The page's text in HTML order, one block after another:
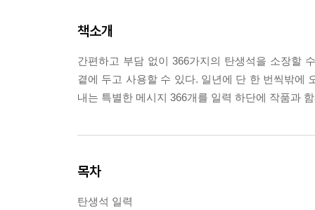
책소개
간편하고 부담 없이 366가지의 탄생석을 소장할
곁에 두고 사용할 수 있다. 일년에 단 한 번씩밖에
내는 특별한 메시지 366개를 일력 하단에 작품과
목차
탄생석 일력